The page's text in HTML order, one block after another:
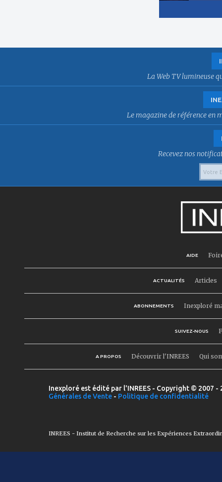
La Web TV lumineuse
Le magazine de référence en
Recevez nos
AIDE
ACTUALITÉS Articles
ABONNEMENTS Inexploré
SUIVEZ-NOUS
A PROPOS Découvrir l'INREES Qui
Inexploré est édité par l'INREES - Copyright © 2007
Générales de Vente - Politique de confidentialité
INREES - Institut de Recherche sur les Expériences